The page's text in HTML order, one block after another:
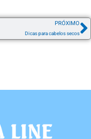
PRÓXIMO
Dicas para cabelos secos